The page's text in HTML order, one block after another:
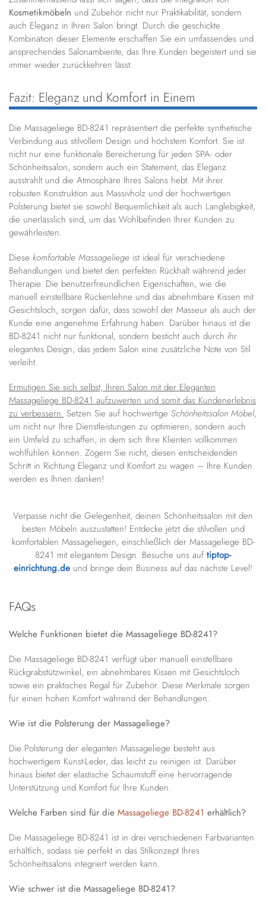
Kosmetikmöbeln und Zubehör nicht nur Praktikabilität, sondern
auch Eleganz in Ihren Salon bringt. Durch die geschickte
Kombination dieser Elemente erschaffen Sie ein umfassendes und
ansprechendes Salonambiente, das Ihre Kunden begeistert und sie
immer wieder zurückkehren lässt.
Fazit: Eleganz und Komfort in Einem
Die Massageliege BD-8241 repräsentiert die perfekte synthetische
Verbindung aus stilvollem Design und höchstem Komfort. Sie ist
nicht nur eine funktionale Bereicherung für jeden SPA- oder
Schönheitssalon, sondern auch ein Statement, das Eleganz
ausstrahlt und die Atmosphäre Ihres Salons hebt. Mit ihrer
robusten Konstruktion aus Massivholz und der hochwertigen
Polsterung bietet sie sowohl Bequemlichkeit als auch Langlebigkeit,
die unerlässlich sind, um das Wohlbefinden Ihrer Kunden zu
gewährleisten.
Diese komfortable Massageliege ist ideal für verschiedene
Behandlungen und bietet den perfekten Rückhalt während jeder
Therapie. Die benutzerfreundlichen Eigenschaften, wie die
manuell einstellbare Rückenlehne und das abnehmbare Kissen mit
Gesichtsloch, sorgen dafür, dass sowohl der Masseur als auch der
Kunde eine angenehme Erfahrung haben. Darüber hinaus ist die
BD-8241 nicht nur funktional, sondern besticht auch durch ihr
elegantes Design, das jedem Salon eine zusätzliche Note von Stil
verleiht.
Ermutigen Sie sich selbst, Ihren Salon mit der Eleganten
Massageliege BD-8241 aufzuwerten und somit das Kundenerlebnis
zu verbessern. Setzen Sie auf hochwertige Schönheitssalon Möbel,
um nicht nur Ihre Dienstleistungen zu optimieren, sondern auch
ein Umfeld zu schaffen, in dem sich Ihre Klienten vollkommen
wohlfühlen können. Zögern Sie nicht, diesen entscheidenden
Schritt in Richtung Eleganz und Komfort zu wagen – Ihre Kunden
werden es Ihnen danken!
Verpasse nicht die Gelegenheit, deinen Schönheitssalon mit den
besten Möbeln auszustatten! Entdecke jetzt die stilvollen und
komfortablen Massageliegen, einschließlich der Massageliege BD-
8241 mit elegantem Design. Besuche uns auftiptop-
einrichtung.de und bringe dein Business auf das nächste Level!
FAQs
Welche Funktionen bietet die Massageliege BD-8241?
Die Massageliege BD-8241 verfügt über manuell einstellbare
Rückgrabstützwinkel, ein abnehmbares Kissen mit Gesichtsloch
sowie ein praktisches Regal für Zubehör. Diese Merkmale sorgen
für einen hohen Komfort während der Behandlungen.
Wie ist die Polsterung der Massageliege?
Die Polsterung der eleganten Massageliege besteht aus
hochwertigem Kunst-Leder, das leicht zu reinigen ist. Darüber
hinaus bietet der elastische Schaumstoff eine hervorragende
Unterstützung und Komfort für Ihre Kunden.
Welche Farben sind für die Massageliege BD-8241 erhältlich?
Die Massageliege BD-8241 ist in drei verschiedenen Farbvarianten
erhältlich, sodass sie perfekt in das Stilkonzept Ihres
Schönheitssalons integriert werden kann.
Wie schwer ist die Massageliege BD-8241?